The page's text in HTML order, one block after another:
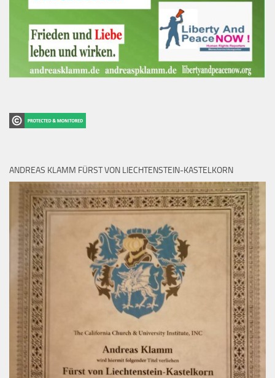
ANDREAS KLAMM FÜRST VON LIECHTENSTEIN-KASTELKORN